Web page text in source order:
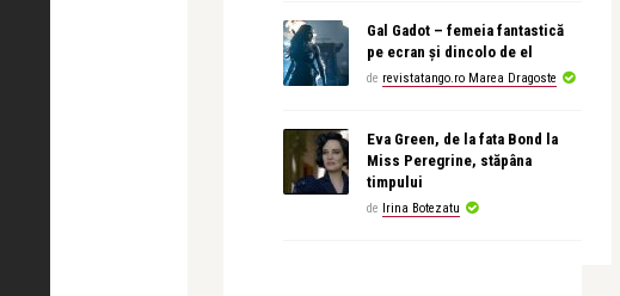
Gal Gadot – femeia fantastică
pe ecran și dincolo de el
de revistatango.ro Marea Dragoste
Eva Green, de la fata Bond la
Miss Peregrine, stăpâna
timpului
de Irina Botezatu